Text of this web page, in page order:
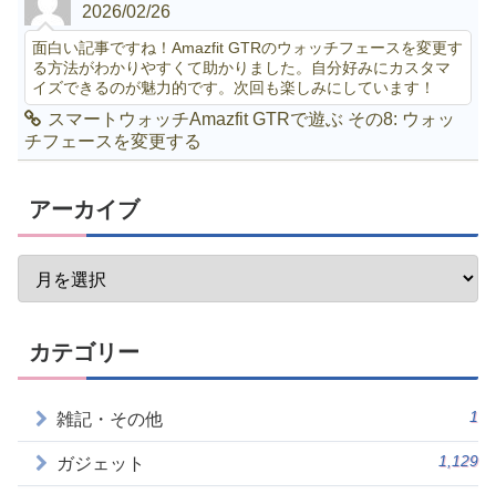
2026/02/26
面白い記事ですね！Amazfit GTRのウォッチフェースを変更す
る方法がわかりやすくて助かりました。自分好みにカスタマ
イズできるのが魅力的です。次回も楽しみにしています！
スマートウォッチAmazfit GTRで遊ぶ その8: ウォッ
チフェースを変更する
アーカイブ
カテゴリー
雑記・その他 1
ガジェット 1,129